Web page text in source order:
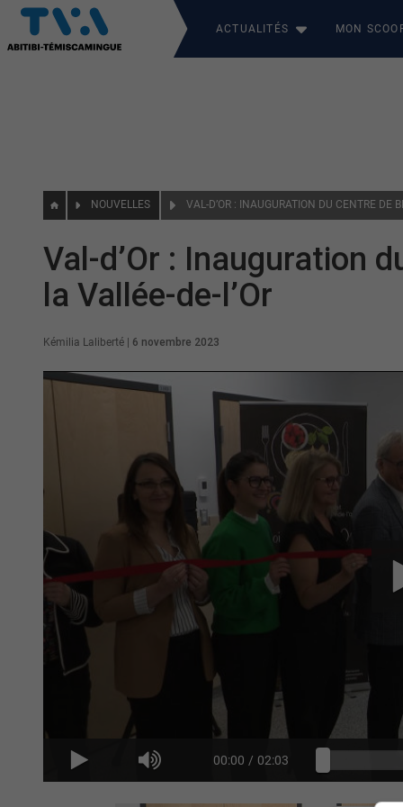
ACTUALITÉS MON
NOUVELLES
Val-d’Or : Inauguration
la Vallée-de-l’Or
Kémilia Laliberté 6 novembre 2023
00:00 / 02:03